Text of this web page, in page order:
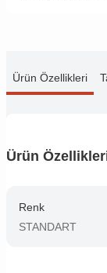
Ürün Özellikleri
Ürün
Renk
STANDART